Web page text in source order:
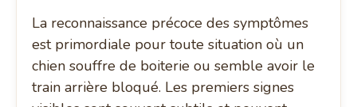
La reconnaissance précoce des symptômes
est primordiale pour toute situation où un
chien souffre de boiterie ou semble avoir le
train arrière bloqué. Les premiers signes